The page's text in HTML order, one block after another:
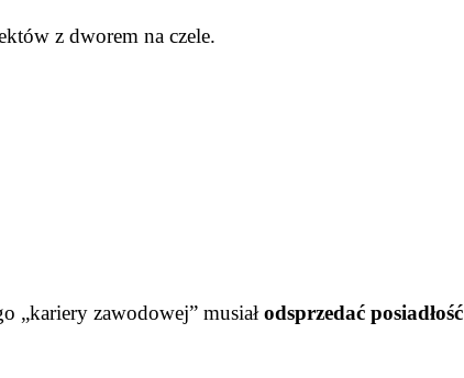
z dworem na czele.
„kariery zawodowej” musiałodsprzedać posiadłość